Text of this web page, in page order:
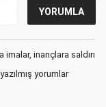
inançlara saldırı
yorumlar